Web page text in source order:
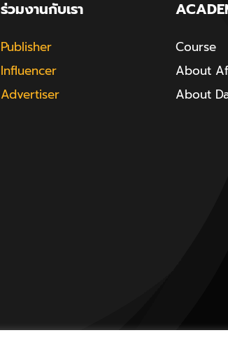
ร่วมงานกับเรา
Publisher
Influencer
Advertiser
Course
About
About